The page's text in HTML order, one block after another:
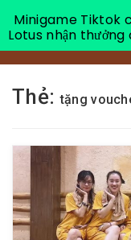
Thẻ:tặng
Minigame Tiktok
Lotus nhận thưởng